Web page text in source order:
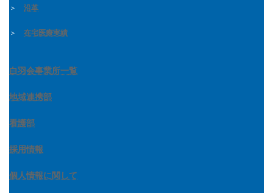
＞ 沿革
＞ 在宅医療実績
白羽会事業所一覧
地域連携部
看護部
採用情報
個人情報に関して